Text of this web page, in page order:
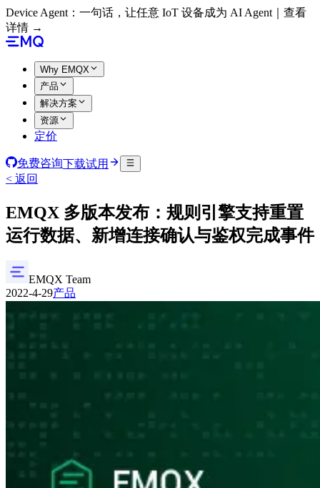
Device Agent：一句话，让任意 IoT 设备成为 AI Agent｜查看
详情 →
Why EMQX
产品
解决方案
资源
定价
免费咨询下载试用
< 返回
EMQX 多版本发布：规则引擎支持重置
运行数据、新增连接确认与鉴权完成事件
EMQX Team
2022-4-29产品